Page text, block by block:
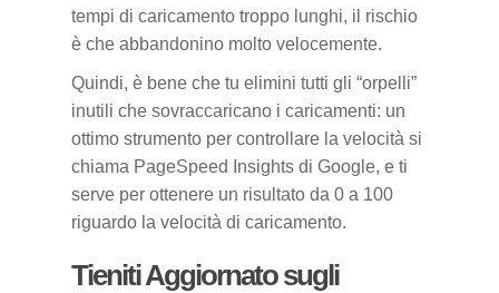
tempi di caricamento troppo lunghi, il rischio
è che abbandonino molto velocemente.
Quindi, è bene che tu elimini tutti gli “orpelli”
inutili che sovraccaricano i caricamenti: un
ottimo strumento per controllare la velocità si
chiama PageSpeed Insights di Google, e ti
serve per ottenere un risultato da 0 a 100
riguardo la velocità di caricamento.
Tieniti Aggiornato sugli